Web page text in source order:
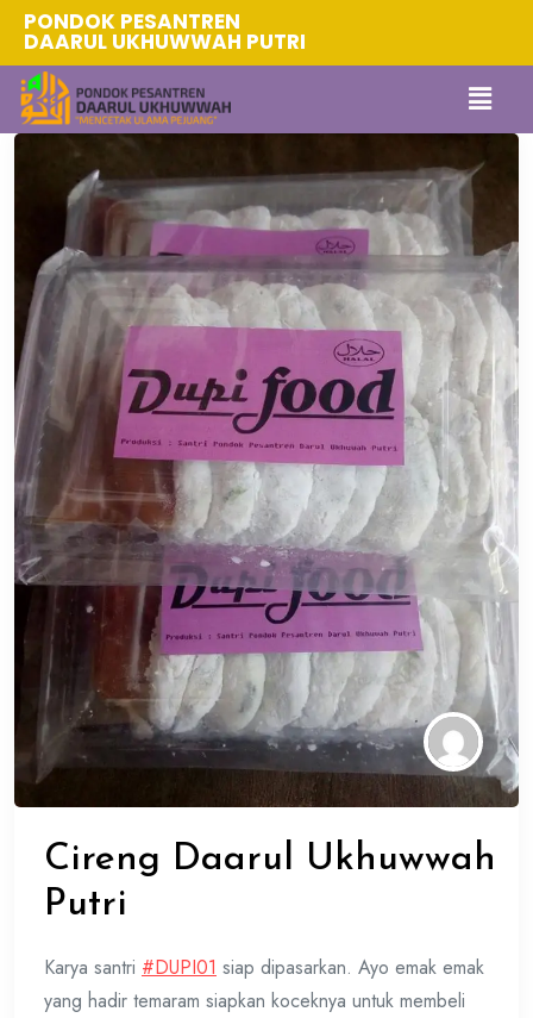
PONDOK PESANTREN
DAARUL UKHUWWAH PUTRI
Cireng Daarul Ukhuwwah
Putri
Karya santri #DUPI01 siap dipasarkan. Ayo emak emak
yang hadir temaram siapkan koceknya untuk membeli